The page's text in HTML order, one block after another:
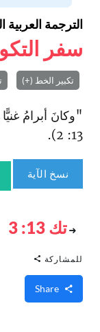
الترجمة
سفر
تكبير الخط (+)
"وكانَ أبرامُ
13: 2).
نسخ الآية
تك 13: 3
للمشاركة